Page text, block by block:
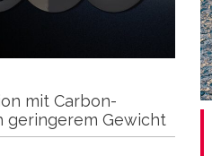
mit Carbon-
geringerem Gewicht